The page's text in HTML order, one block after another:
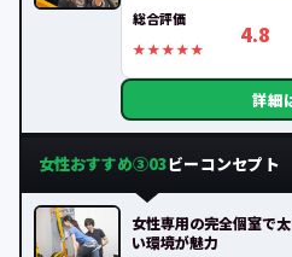
総合評価
4.8
詳細
女性おすすめ③03ビーコンセプト
女性専用の完全個室で
い環境が魅力